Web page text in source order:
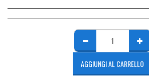
AGGIUNGI AL CARRELLO